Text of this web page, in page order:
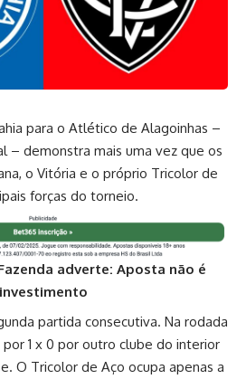
para o Atlético de Alagoinhas –
– demonstra mais uma vez que os
o Vitória e o próprio Tricolor de
forças do torneio.
adverte: Aposta não é
investimento
partida consecutiva. Na rodada
1 x 0 por outro clube do interior
O Tricolor de Aço ocupa apenas a